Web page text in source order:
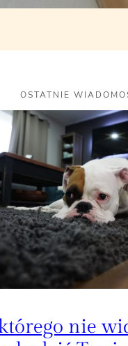
OSTATNIE
nie